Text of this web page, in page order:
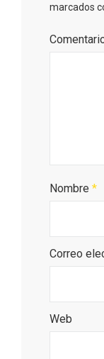
marcados
Nombre *
Correo
Web
Belén
visitar